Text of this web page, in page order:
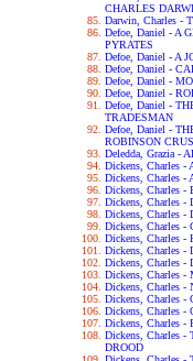
CHARLES
Darwin, Charles -
Defoe, Daniel - A
PYRATES
Defoe, Daniel - A
Defoe, Daniel -
Defoe, Daniel -
Defoe, Daniel -
Defoe, Daniel -
TRADESMAN
Defoe, Daniel -
ROBINSON
Deledda, Grazia -
Dickens, Charles
Dickens, Charles -
Dickens, Charles -
Dickens, Charles -
Dickens, Charles -
Dickens, Charles -
Dickens, Charles -
Dickens, Charles -
Dickens, Charles
Dickens, Charles
Dickens, Charles
Dickens, Charles -
Dickens, Charles
Dickens, Charles
Dickens, Charles
DROOD